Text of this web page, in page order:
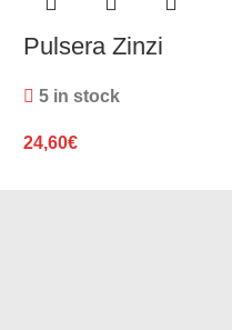
Pulsera Zinzi
5 in stock
24,60€